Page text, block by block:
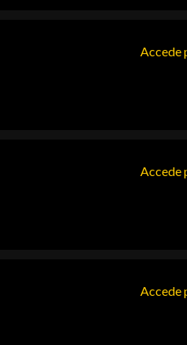
Accede
Accede
Accede